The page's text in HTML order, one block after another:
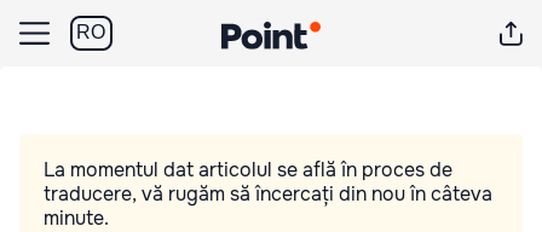
RO
La momentul dat articolul se află în proces de
traducere, vă rugăm să încercați din nou în câteva
minute.